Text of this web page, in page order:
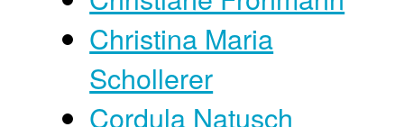
Christina Maria
Schollerer
Cordula Natusch